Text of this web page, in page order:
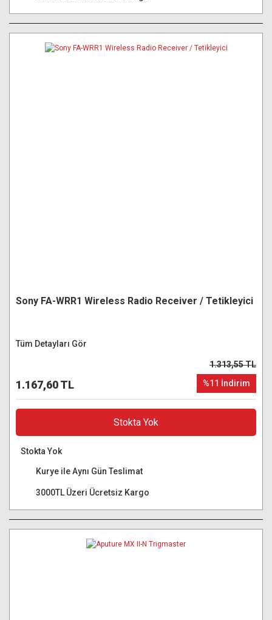
Sony FA-WRR1 Wireless Radio Receiver / Tetikleyici
Tüm Detayları Gör
1.167,60 TL
1.313,55 TL
%11 İndirim
Stokta Yok
Stokta Yok
Kurye ile Aynı Gün Teslimat
3000TL Üzeri Ücretsiz Kargo